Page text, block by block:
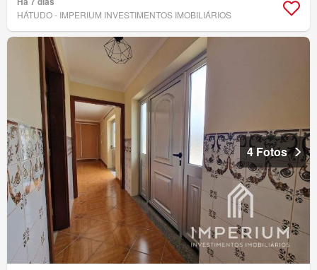
HÁTUDO - IMPERIUM INVESTIMENTOS IMOBILIÁRIOS
4 Fotos